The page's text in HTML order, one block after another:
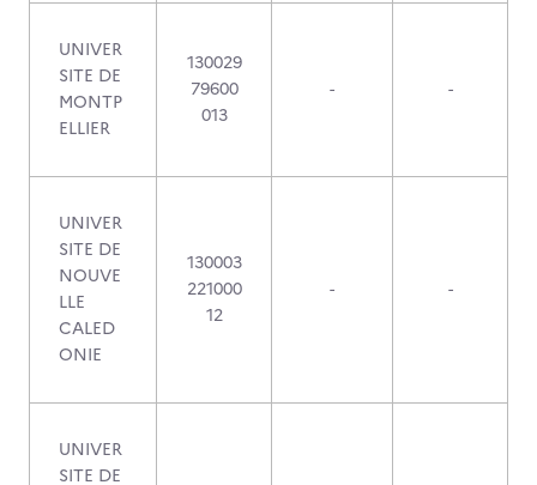
UNIVER
SITE DE
MONTP
ELLIER
130029
79600
013
- -
UNIVER
SITE DE
NOUVE
LLE
CALED
ONIE
130003
221000
12
- -
UNIVER
SITE DE